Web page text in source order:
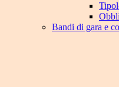
Bandi di gara e